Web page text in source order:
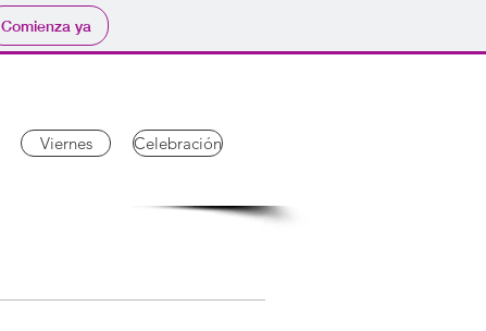
Comienza ya
Viernes Celebración